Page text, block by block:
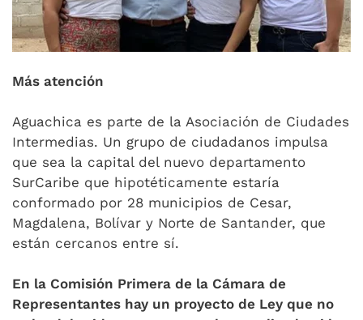
Más atención
Aguachica es parte de la Asociación de Ciudades
Intermedias. Un grupo de ciudadanos impulsa
que sea la capital del nuevo departamento
SurCaribe que hipotéticamente estaría
conformado por 28 municipios de Cesar,
Magdalena, Bolívar y Norte de Santander, que
están cercanos entre sí.
En la Comisión Primera de la Cámara de
Representantes hay un proyecto de Ley que no